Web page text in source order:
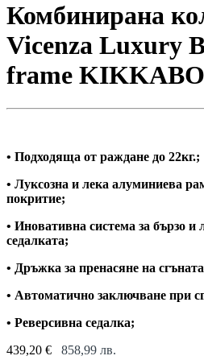
Комбинирана
Vicenza Luxury
frame
• Подходяща от раждане до 22кг.;
• Луксозна и лека алуминиева
покритие;
• Иновативна система за бързо и
седалката;
• Дръжка за пренасяне на
• Автоматично заключване при
• Реверсивна седалка;
439,20 € 858,99 лв.